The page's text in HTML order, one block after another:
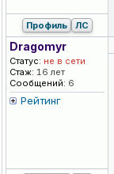
Профиль ЛС
Dragomyr
Статус: не в сети
Стаж: 16 лет
Сообщений: 6
Рейтинг